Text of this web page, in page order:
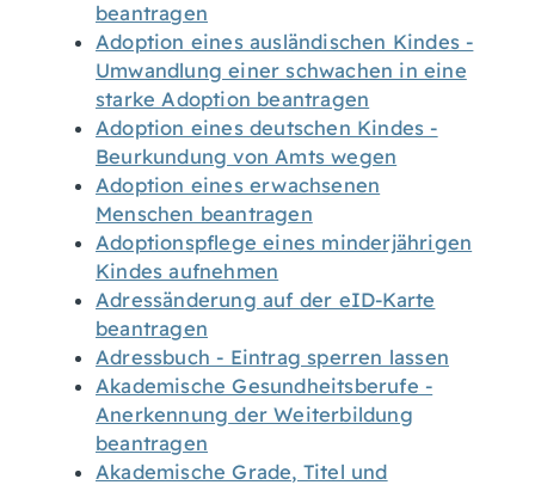
beantragen
Adoption eines ausländischen Kindes -
Umwandlung einer schwachen in eine
starke Adoption beantragen
Adoption eines deutschen Kindes -
Beurkundung von Amts wegen
Adoption eines erwachsenen
Menschen beantragen
Adoptionspflege eines minderjährigen
Kindes aufnehmen
Adressänderung auf der eID-Karte
beantragen
Adressbuch - Eintrag sperren lassen
Akademische Gesundheitsberufe -
Anerkennung der Weiterbildung
beantragen
Akademische Grade, Titel und